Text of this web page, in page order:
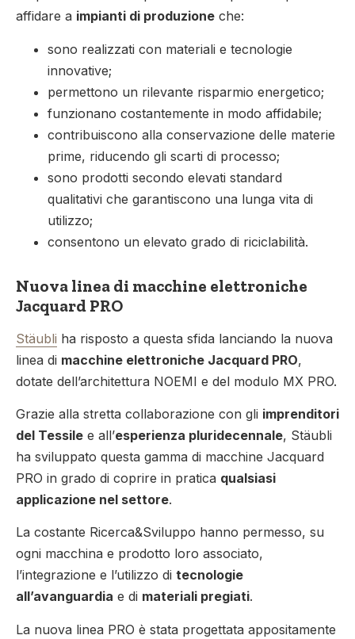
affidare a impianti di produzione che:
sono realizzati con materiali e tecnologie
innovative;
permettono un rilevante risparmio energetico;
funzionano costantemente in modo affidabile;
contribuiscono alla conservazione delle materie
prime, riducendo gli scarti di processo;
sono prodotti secondo elevati standard
qualitativi che garantiscono una lunga vita di
utilizzo;
consentono un elevato grado di riciclabilità.
Nuova linea di macchine elettroniche
Jacquard PRO
Stäubli ha risposto a questa sfida lanciando la nuova
linea di macchine elettroniche Jacquard PRO,
dotate dell’architettura NOEMI e del modulo MX PRO.
Grazie alla stretta collaborazione con gli imprenditori
del Tessile e all’esperienza pluridecennale, Stäubli
ha sviluppato questa gamma di macchine Jacquard
PRO in grado di coprire in pratica qualsiasi
applicazione nel settore.
La costante Ricerca&Sviluppo hanno permesso, su
ogni macchina e prodotto loro associato,
l’integrazione e l’utilizzo di tecnologie
all’avanguardia e di materiali pregiati.
La nuova linea PRO è stata progettata appositamente